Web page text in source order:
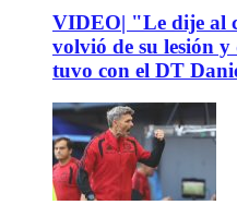
VIDEO| "Le dije al
volvió de su lesión y
tuvo con el DT